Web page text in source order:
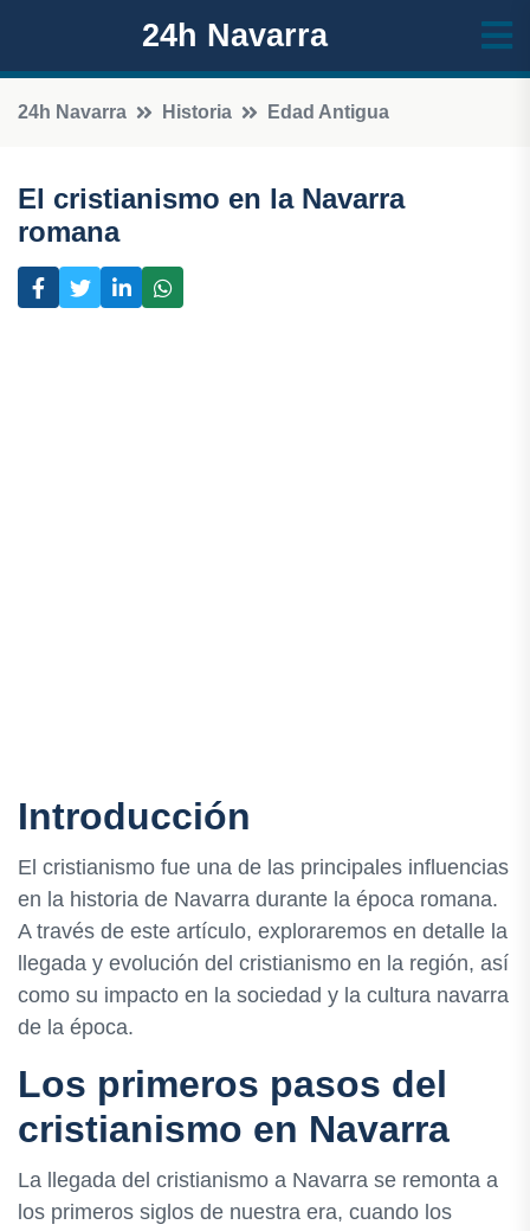
24h Navarra
24h Navarra Historia Edad Antigua
El cristianismo en la Navarra
romana
Introducción
El cristianismo fue una de las principales influencias
en la historia de Navarra durante la época romana.
A través de este artículo, exploraremos en detalle la
llegada y evolución del cristianismo en la región, así
como su impacto en la sociedad y la cultura navarra
de la época.
Los primeros pasos del
cristianismo en Navarra
La llegada del cristianismo a Navarra se remonta a
los primeros siglos de nuestra era, cuando los